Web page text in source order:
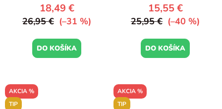
18,49 €
26,95 € (–31 %)
DO KOŠÍKA
15,55 €
25,95 € (–40 %)
DO KOŠÍKA
AKCIA %
TIP
AKCIA %
TIP